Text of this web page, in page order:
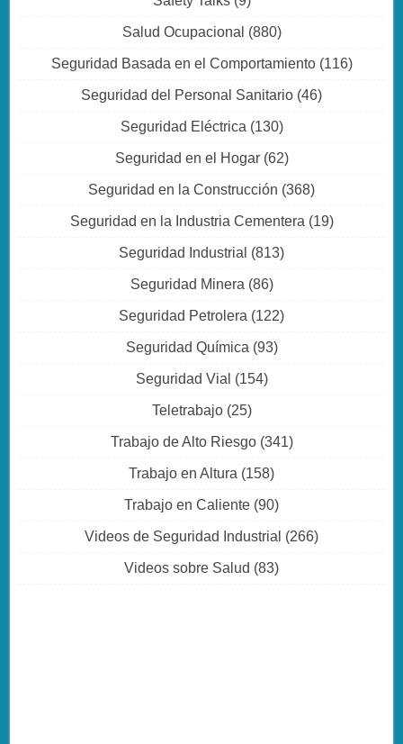
Salud Ocupacional (880)
Seguridad Basada en el Comportamiento(116)
Seguridad del Personal Sanitario (46)
Seguridad Eléctrica (130)
Seguridad en el Hogar(62)
Seguridad en la Construcción (368)
Seguridad en la Industria Cementera (19)
Seguridad Industrial (813)
Seguridad Minera (86)
Seguridad Petrolera (122)
Seguridad Química (93)
Seguridad Vial (154)
Teletrabajo(25)
Trabajo de Alto Riesgo(341)
Trabajo en Altura (158)
Trabajo en Caliente (90)
Videos de Seguridad Industrial (266)
Videos sobre Salud (83)